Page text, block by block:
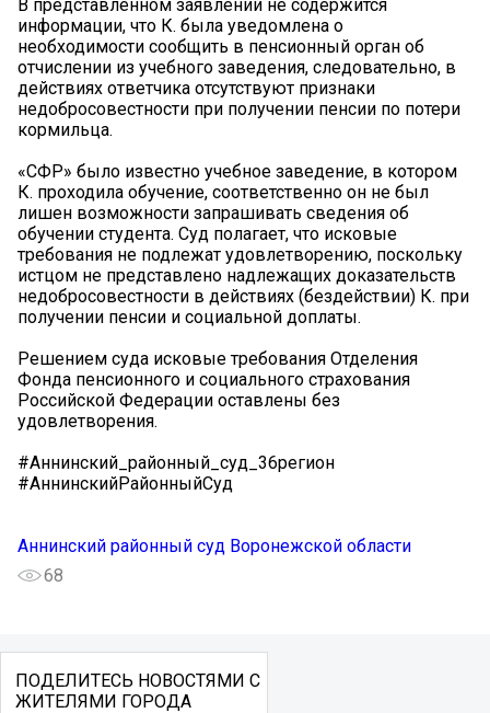
В представленном заявлении не содержится
информации, что К. была уведомлена о
необходимости сообщить в пенсионный орган об
отчислении из учебного заведения, следовательно, в
действиях ответчика отсутствуют признаки
недобросовестности при получении пенсии по потери
кормильца.
«СФР» было известно учебное заведение, в котором
К. проходила обучение, соответственно он не был
лишен возможности запрашивать сведения об
обучении студента. Суд полагает, что исковые
требования не подлежат удовлетворению, поскольку
истцом не представлено надлежащих доказательств
недобросовестности в действиях (бездействии) К. при
получении пенсии и социальной доплаты.
Решением суда исковые требования Отделения
Фонда пенсионного и социального страхования
Российской Федерации оставлены без
удовлетворения.
#Аннинский_районный_суд_36регион
#АннинскийРайонныйСуд
Аннинский районный суд Воронежской области
68
ПОДЕЛИТЕСЬ НОВОСТЯМИ С
ЖИТЕЛЯМИ ГОРОДА